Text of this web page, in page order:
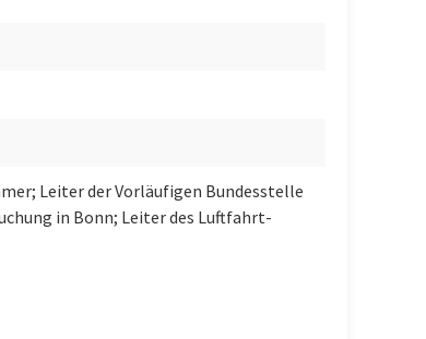
Leiter der Vorläufigen Bundesstelle
in Bonn; Leiter des Luftfahrt-